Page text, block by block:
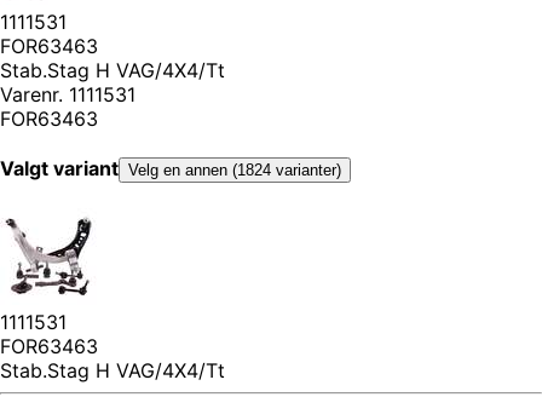
1111531
FOR63463
Stab.Stag H VAG/4X4/Tt
Varenr. 1111531
FOR63463
Valgt variant Velg en annen (1824 varianter)
1111531
FOR63463
Stab.Stag H VAG/4X4/Tt